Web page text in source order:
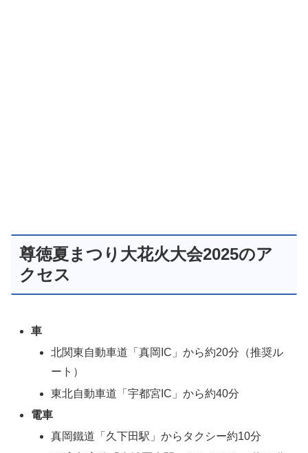
尊徳夏まつり大花火大会2025のア
クセス
車
北関東自動車道「真岡IC」から約20分（推奨ル
ート）
東北自動車道「宇都宮IC」から約40分
電車
真岡鐵道「久下田駅」からタクシー約10分